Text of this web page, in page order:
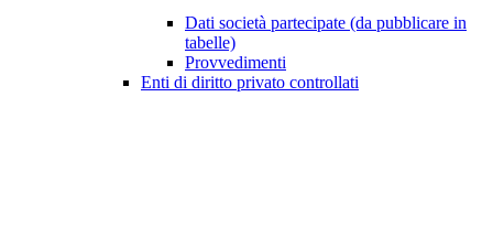
Dati società partecipate (da pubblicare in
tabelle)
Provvedimenti
Enti di diritto privato controllati